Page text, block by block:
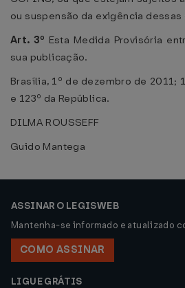
ou suspensão da exigência dessas
Art. 3º Esta Medida Provisória
sua publicação.
Brasília, 1º de dezembro de 2011;
e 123º da República.
DILMA ROUSSEFF
Guido Mantega
ASSINAR O LEGISWEB
Mantenha-se informado e atualizado
COMO ASSINAR
LIGUE GRÁTIS